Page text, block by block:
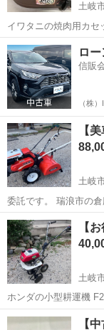
土岐
イワタニの焼肉用カセットコンロです
コンロと焼き肉プレートは使用感あり
上焼き肉にどうぞ☺️
岐阜 土岐市
ロ
信販
（株
【
土岐
委託です。 瑞浪市の倉庫で保管中。 クボタ TR-6 ロータリー耕運
機 管理機 型落ちモデルですが、とてもキレイです。 始動性良好、各
部動作良好、応答良好、異音無し。 正逆ロ
とても楽です。...
岐阜 土岐市 土
【
土岐
ホンダの小型耕運機 F210型 軽整備しました。 キャブレ
ガスケット新品交換
ンオイル交換 ギアオイル交換 高圧洗浄、リペイント
岐阜 土岐市
【